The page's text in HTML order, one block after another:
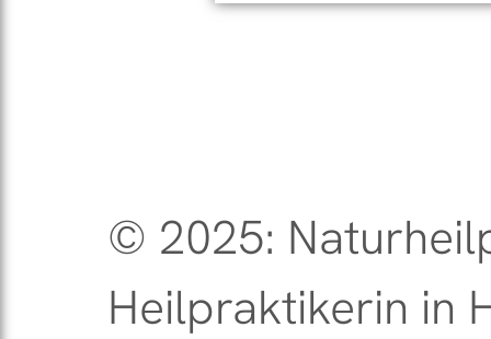
© 2025:
Heilpraktikerin in